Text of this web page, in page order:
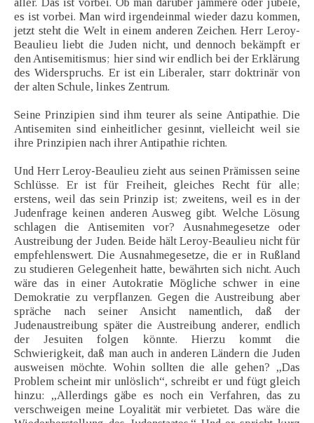
aller. Das ist vorbei. Ob man darüber jammere oder jubele,
es ist vorbei. Man wird irgendeinmal wieder dazu kommen,
jetzt steht die Welt in einem anderen Zeichen. Herr Leroy-
Beaulieu liebt die Juden nicht, und dennoch bekämpft er
den Antisemitismus; hier sind wir endlich bei der Erklärung
des Widerspruchs. Er ist ein Liberaler, starr doktrinär von
der alten Schule, linkes Zentrum.
Seine Prinzipien sind ihm teurer als seine Antipathie. Die
Antisemiten sind einheitlicher gesinnt, vielleicht weil sie
ihre Prinzipien nach ihrer Antipathie richten.
Und Herr Leroy-Beaulieu zieht aus seinen Prämissen seine
Schlüsse. Er ist für Freiheit, gleiches Recht für alle;
erstens, weil das sein Prinzip ist; zweitens, weil es in der
Judenfrage keinen anderen Ausweg gibt. Welche Lösung
schlagen die Antisemiten vor? Ausnahmegesetze oder
Austreibung der Juden. Beide hält Leroy-Beaulieu nicht für
empfehlenswert. Die Ausnahmegesetze, die er in Rußland
zu studieren Gelegenheit hatte, bewährten sich nicht. Auch
wäre das in einer Autokratie Mögliche schwer in eine
Demokratie zu verpflanzen. Gegen die Austreibung aber
spräche nach seiner Ansicht namentlich, daß der
Judenaustreibung später die Austreibung anderer, endlich
der Jesuiten folgen könnte. Hierzu kommt die
Schwierigkeit, daß man auch in anderen Ländern die Juden
ausweisen möchte. Wohin sollten die alle gehen? „Das
Problem scheint mir unlöslich“, schreibt er und fügt gleich
hinzu: „Allerdings gäbe es noch ein Verfahren, das zu
verschweigen meine Loyalität mir verbietet. Das wäre die